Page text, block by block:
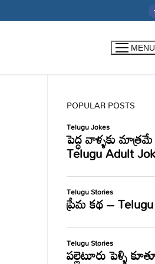
MENU
POPULAR POSTS